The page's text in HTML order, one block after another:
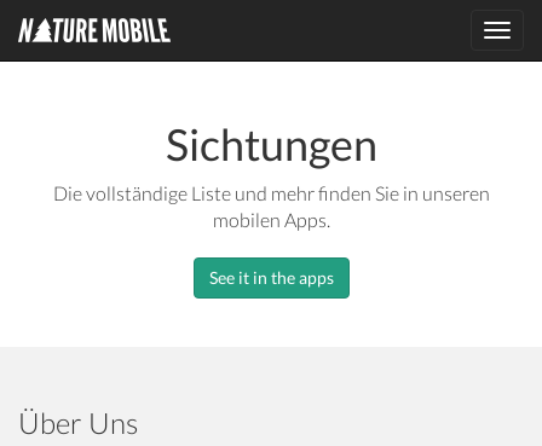
Sichtungen
Die vollständige Liste und mehr finden Sie in unseren
mobilen Apps.
See it in the apps
Über Uns